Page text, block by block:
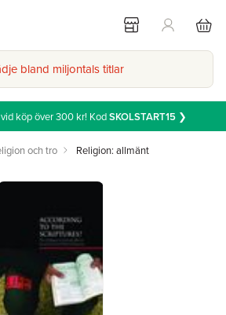
bland miljontals titlar
vid köp över 300 kr! KodSKOLSTART15 ❯
och tro Religion: allmänt